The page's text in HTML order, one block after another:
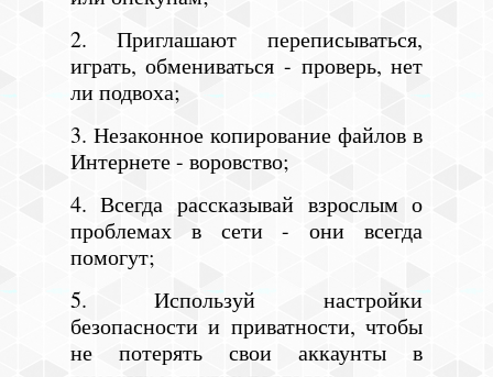
2. Приглашают переписываться,
играть, обмениваться - проверь, нет
ли подвоха;
3. Незаконное копирование файлов в
Интернете - воровство;
4. Всегда рассказывай взрослым о
проблемах в сети - они всегда
помогут;
5. Используй настройки
безопасности и приватности, чтобы
не потерять свои аккаунты в